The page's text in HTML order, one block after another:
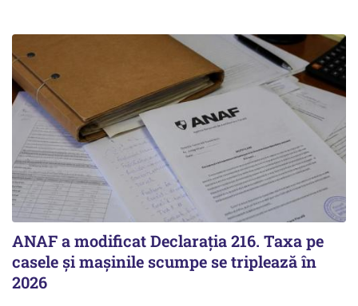
ANAF a modificat Declarația 216. Taxa pe
casele și mașinile scumpe se triplează în
2026